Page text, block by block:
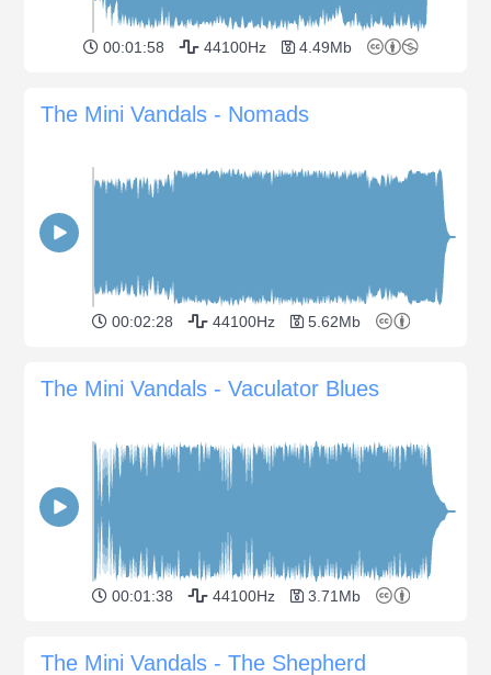
00:01:58 44100Hz 4.49Mb
The Mini Vandals - Nomads
00:02:28 44100Hz 5.62Mb
The Mini Vandals - Vaculator Blues
00:01:38 44100Hz 3.71Mb
The Mini Vandals - The Shepherd